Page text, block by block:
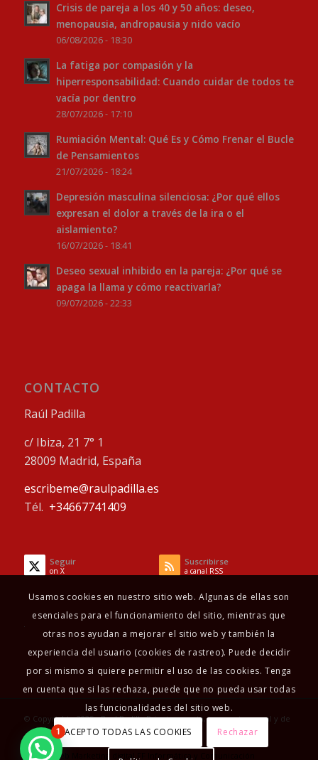
Crisis de pareja a los 40 y 50 años: deseo,
menopausia, andropausia y nido vacío
06/08/2026 - 18:30
La fatiga por compasión y la
hiperresponsabilidad: Cuando cuidar de todos te
vacía por dentro
28/07/2026 - 17:10
Rumiación Mental: Qué Es y Cómo Frenar el Bucle
de Pensamientos
21/07/2026 - 18:24
Depresión masculina silenciosa: ¿Por qué ellos
expresan el dolor a través de la ira o el
aislamiento?
16/07/2026 - 18:41
Deseo sexual inhibido en la pareja: ¿Por qué se
apaga la llama y cómo reactivarla?
09/07/2026 - 22:33
CONTACTO
Raúl Padilla
c/ Ibiza, 21 7° 1
28009 Madrid, España
escribeme@raulpadilla.es
Tél. +34667741409
Seguir
on X
Suscribirse
a canal RSS
© Copyright - 2025 - Raul Padilla Psicoterapeuta, terapeuta sexual y de
pareja
Diseño Web
Usamos cookies en nuestro sitio web. Algunas de ellas son
esenciales para el funcionamiento del sitio, mientras que
otras nos ayudan a mejorar el sitio web y también la
experiencia del usuario (cookies de rastreo). Puede decidir
por si mismo si quiere permitir el uso de las cookies. Tenga
en cuenta que si las rechaza, puede que no pueda usar todas
las funcionalidades del sitio web.
ACEPTO TODAS LAS COOKIES Rechazar
1